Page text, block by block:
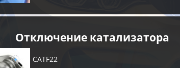
Отключение катализатора
CATF22